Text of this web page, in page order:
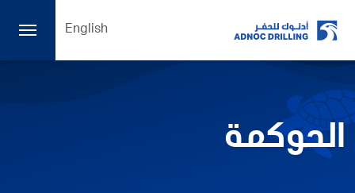
English
الحوكمة